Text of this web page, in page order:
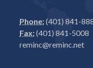
Phone:(401) 841-
Fax:(401) 841-5008
reminc@reminc.net